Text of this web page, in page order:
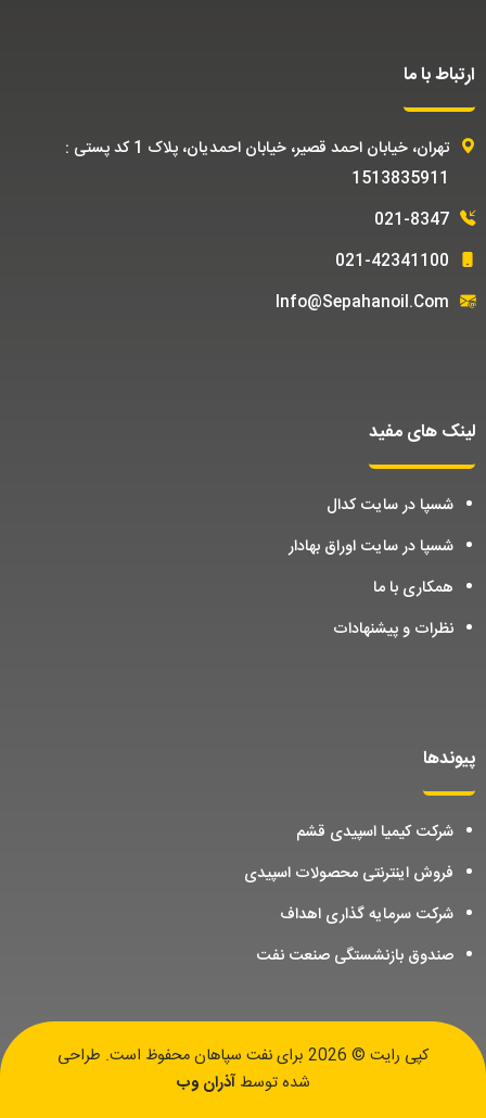
ارتباط با ما
تهران، خیابان احمد قصیر، خیابان احمدیان، پلاک 1 کد پستی :
1513835911
021-8347
021-42341100
Info@sepahanoil.com
لینک های مفید
شسپا در سایت کدال
شسپا در سایت اوراق بهادار
همکاری با ما
نظرات و پیشنهادات
پیوندها
شرکت کیمیا اسپیدی قشم
فروش اینترنتی محصولات اسپیدی
شرکت سرمایه گذاری اهداف
صندوق بازنشستگی صنعت نفت
کپی رایت © 2026 برای نفت سپاهان محفوظ است. طراحی
شده توسطآذران وب